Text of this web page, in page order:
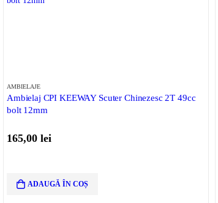
AMBIELAJE
Ambielaj CPI KEEWAY Scuter Chinezesc 2T 49cc
bolt 12mm
165,00 lei
ADAUGĂ ÎN COȘ